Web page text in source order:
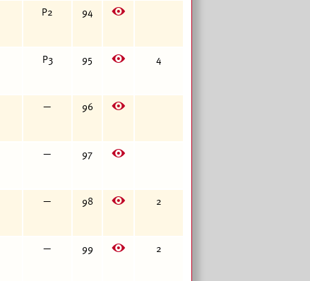
Р2 94 E
Р3 95 E 4
— 96 E
— 97 E
— 98 E 2
— 99 E 2